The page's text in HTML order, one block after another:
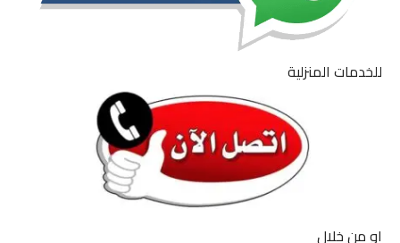
للخدمات المنزلية
او من خلال